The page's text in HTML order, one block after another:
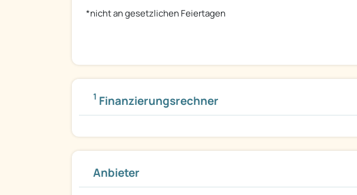
*nicht an gesetzlichen Feiertagen
1 Finanzierungsrechner
Anbieter